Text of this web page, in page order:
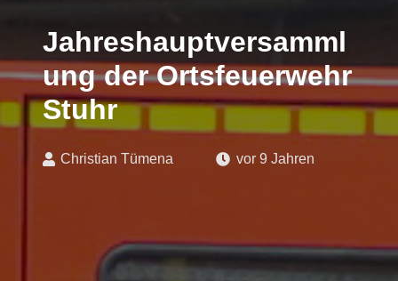
Jahreshauptversamml
ung der Ortsfeuerwehr
Stuhr
Christian Tümena vor 9 Jahren